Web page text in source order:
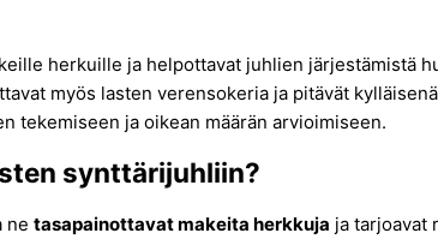
herkuille ja helpottavat juhlien järjestämistä
myös lasten verensokeria ja pitävät
tekemiseen ja oikean määrän arvioimiseen.
synttärijuhliin?
ne tasapainottavat makeita herkkuja ja tarjoavat